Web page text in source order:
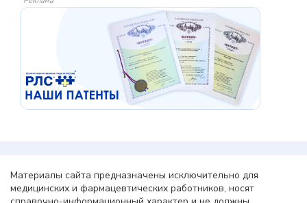
Материалы сайта предназначены исключительно для
медицинских и фармацевтических работников, носят